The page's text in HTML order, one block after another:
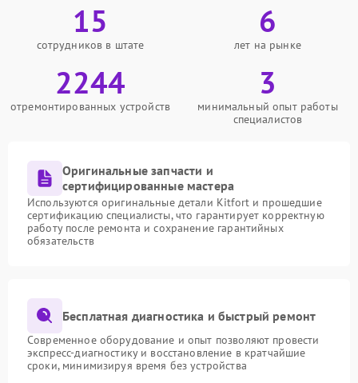
15
сотрудников в штате
6
лет на рынке
2244
отремонтированных устройств
3
минимальный опыт работы
специалистов
Оригинальные запчасти и
сертифицированные мастера
Используются оригинальные детали Kitfort и прошедшие
сертификацию специалисты, что гарантирует корректную
работу после ремонта и сохранение гарантийных
обязательств
Бесплатная диагностика и быстрый ремонт
Современное оборудование и опыт позволяют провести
экспресс-диагностику и восстановление в кратчайшие
сроки, минимизируя время без устройства